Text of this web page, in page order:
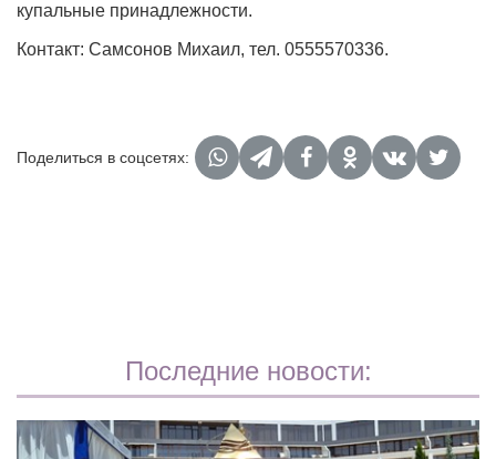
купальные принадлежности.
Контакт: Самсонов Михаил, тел. 0555570336.
Поделиться в соцсетях:
Последние новости: